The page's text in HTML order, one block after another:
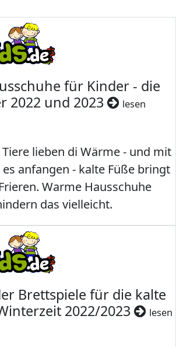
für Kinder - die
2022 und 2023
lesen
lieben di Wärme - und mit
anfangen - kalte Füße bringt
Warme Hausschuhe
das vielleicht.
Brettspiele für die kalte
2022/2023
lesen